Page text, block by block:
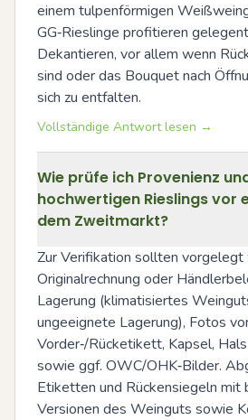
einem tulpenförmigen
GG‑Rieslinge profitieren
Dekantieren, vor allem wenn
sind oder das Bouquet nach
sich zu entfalten.
Vollständige Antwort lesen →
Wie prüfe ich Provenienz
hochwertigen Rieslings vor
dem Zweitmarkt?
Zur Verifikation sollten vorgelegt
Originalrechnung oder
Lagerung (klimatisiertes
ungeeignete Lagerung), Fotos
Vorder‑/Rücketikett, Kapsel,
sowie ggf. OWC/OHK‑Bilder.
Etiketten und Rückensiegeln mit
Versionen des Weinguts sowie